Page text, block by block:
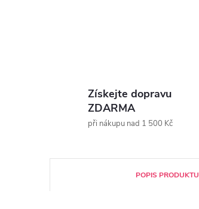
Získejte dopravu
ZDARMA
při nákupu nad 1 500 Kč
POPIS PRODUKTU